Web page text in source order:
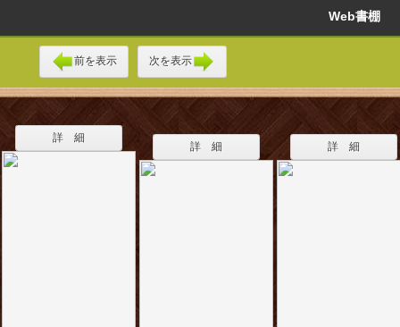
Web書棚
前を表示 次を表示
詳 細
詳 細 詳 細